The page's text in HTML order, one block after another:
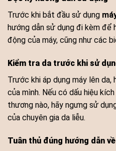
Trước khi bắt đầu sử dụng
hướng dẫn sử dụng đi kèm
động của máy, cũng như các
Kiểm tra da trước khi sử
Trước khi áp dụng máy lên
của mình. Nếu có dấu hiệu
thương nào, hãy ngưng sử
của chuyên gia da liễu.
Tuân thủ đúng hướng dẫn